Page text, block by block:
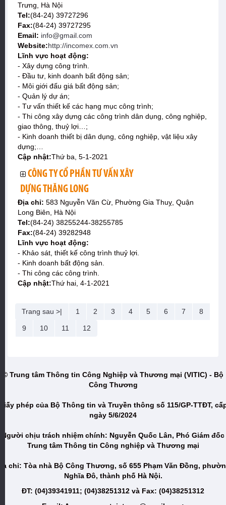
Trưng, Hà Nội
Tel:(84-24) 39727296
Fax:(84-24) 39727295
Email: info@gmail.com
Website:http://incomex.com.vn
Lĩnh vực hoạt động:
- Xây dựng công trình.
- Đầu tư, kinh doanh bất động sản;
- Môi giới đấu giá bất động sản;
- Quản lý dự án;
- Tư vấn thiết kế các hạng mục công trình;
- Thi công xây dựng các công trình dân dụng, công nghiệp,
giao thông, thuỷ lợi…;
- Kinh doanh thiết bị dân dụng, công nghiệp, vật liệu xây
dựng;…
Cập nhật:Thứ ba, 5-1-2021
CÔNG TY CỔ PHẦN TƯ VẤN XÂY
DỰNG THĂNG LONG
Địa chỉ: 583 Nguyễn Văn Cừ, Phường Gia Thuỵ, Quận
Long Biên, Hà Nội
Tel:(84-24) 38255244-38255785
Fax:(84-24) 39282948
Lĩnh vực hoạt động:
- Khảo sát, thiết kế công trình thuỷ lợi.
- Kinh doanh bất động sản.
- Thi công các công trình.
Cập nhật:Thứ hai, 4-1-2021
Trang sau >| 1 2 3 4 5 6 7 8
9 10 11 12
© Trung tâm Thông tin Công Nghiệp và Thương mại (VITIC) - Bộ
Công Thương
phép của Bộ Thông tin và Truyền thông số 115/GP-TTĐT,
ngày 5/6/2024
Người chịu trách nhiệm chính: Nguyễn Quốc Lân, Phó Giám đốc
Trung tâm Thông tin Công nghiệp và Thương mại
chỉ: Tòa nhà Bộ Công Thương, số 655 Phạm Văn Đồng,
Nghĩa Đô, thành phố Hà Nội.
ĐT: (04)39341911; (04)38251312 và Fax: (04)38251312